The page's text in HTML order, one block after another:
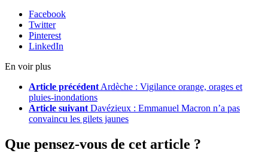
Facebook
Twitter
Pinterest
LinkedIn
En voir plus
Article précédent Ardèche : Vigilance orange, orages et
pluies-inondations
Article suivant Davézieux : Emmanuel Macron n’a pas
convaincu les gilets jaunes
Que pensez-vous de cet article ?